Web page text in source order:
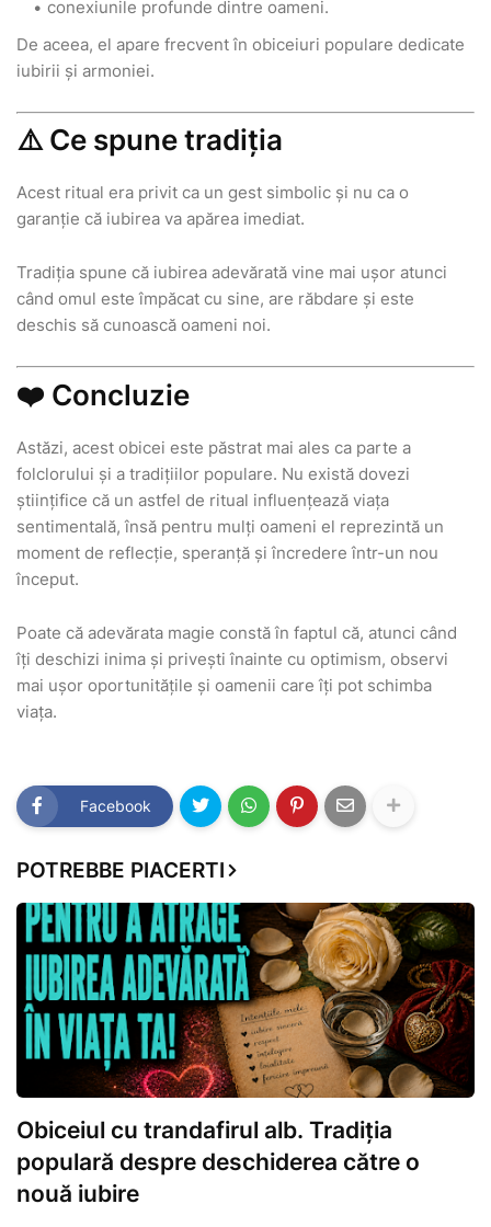
conexiunile profunde dintre oameni.
De aceea, el apare frecvent în obiceiuri populare dedicate
iubirii și armoniei.
⚠️ Ce spune tradiția
Acest ritual era privit ca un gest simbolic și nu ca o
garanție că iubirea va apărea imediat.
Tradiția spune că iubirea adevărată vine mai ușor atunci
când omul este împăcat cu sine, are răbdare și este
deschis să cunoască oameni noi.
❤️ Concluzie
Astăzi, acest obicei este păstrat mai ales ca parte a
folclorului și a tradițiilor populare. Nu există dovezi
științifice că un astfel de ritual influențează viața
sentimentală, însă pentru mulți oameni el reprezintă un
moment de reflecție, speranță și încredere într-un nou
început.
Poate că adevărata magie constă în faptul că, atunci când
îți deschizi inima și privești înainte cu optimism, observi
mai ușor oportunitățile și oamenii care îți pot schimba
viața.
Facebook
POTREBBE PIACERTI
Obiceiul cu trandafirul alb. Tradiția
populară despre deschiderea către o
nouă iubire